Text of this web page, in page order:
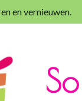
en vernieuwen.